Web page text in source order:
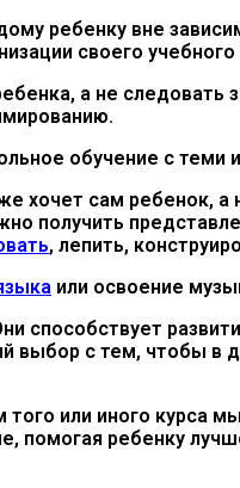
ребенку вне
своего
а не следовать
обучение с теми
хочет сам ребенок,
получить
, лепить,
или освоение
способствует
выбор с тем, чтобы в
или иного курса
помогая ребенку